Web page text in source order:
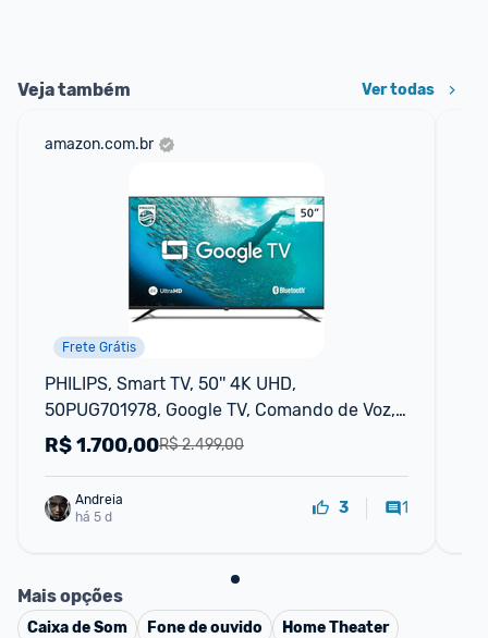
Veja também Ver todas
amazon.com.br
Frete Grátis
PHILIPS, Smart TV, 50'' 4K UHD,
50PUG701978, Google TV, Comando de Voz,
HDR
R$ 2.499,00
R$1.700,00
Andreia
há 5 d
3 1
Mais opções
Caixa de Som Fone de ouvido
Home Theater